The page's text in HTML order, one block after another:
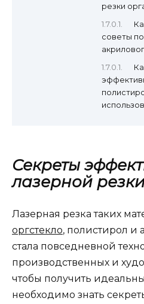
резки
советы
Секреты
лазерной
Лазерная резка таких
оргстекло, полистирол и
стала повседневной
производственных и
чтобы получить
необходимо знать